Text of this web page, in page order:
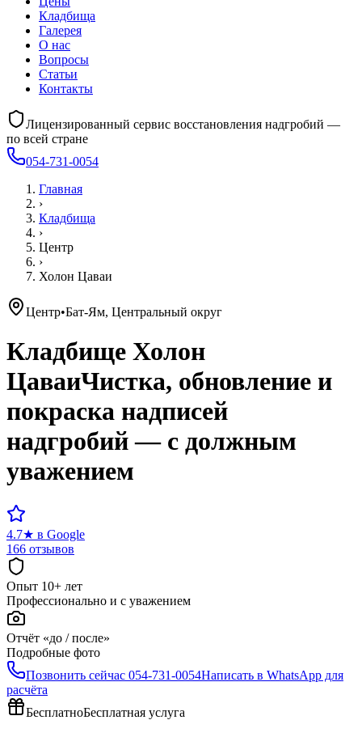
Кладбища
Галерея
О нас
Вопросы
Статьи
Контакты
Лицензированный сервис восстановления надгробий —
по всей стране
054-731-0054
Главная
›
Кладбища
›
Центр
›
Холон Цаваи
Центр•Бат-Ям, Центральный округ
Кладбище Холон
ЦаваиЧистка, обновление и
покраска надписей
надгробий — с должным
уважением
4.7★ в Google
166 отзывов
Опыт 10+ лет
Профессионально и с уважением
Отчёт «до / после»
Подробные фото
Позвонить сейчас 054-731-0054Написать в WhatsApp для
расчёта
БесплатноБесплатная услуга